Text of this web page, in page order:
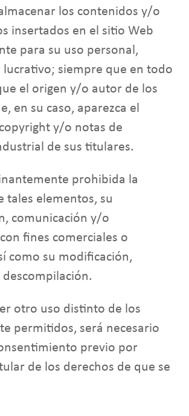
los contenidos y/o
insertados en el sitio Web
para su uso personal,
lucrativo; siempre que en todo
el origen y/o autor de los
en su caso, aparezca el
y/o notas de
de sus titulares.
prohibida la
tales elementos, su
comunicación y/o
fines comerciales o
como su modificación,
otro uso distinto de los
permitidos, será necesario
previo por
de los derechos de que se